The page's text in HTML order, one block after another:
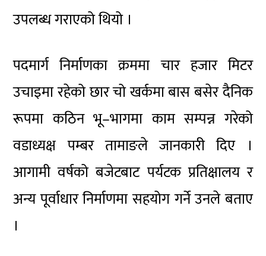
उपलब्ध गराएको थियो ।
पदमार्ग निर्माणका क्रममा चार हजार मिटर
उचाइमा रहेको छार चो खर्कमा बास बसेर दैनिक
रूपमा कठिन भू–भागमा काम सम्पन्न गरेको
वडाध्यक्ष पम्बर तामाङले जानकारी दिए ।
आगामी वर्षको बजेटबाट पर्यटक प्रतिक्षालय र
अन्य पूर्वाधार निर्माणमा सहयोग गर्ने उनले बताए
।